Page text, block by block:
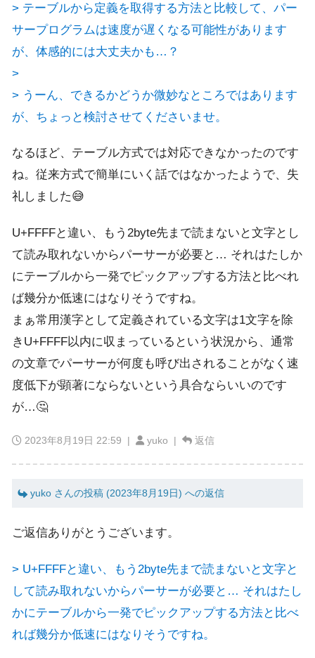
> テーブルから定義を取得する方法と比較して、パー
サープログラムは速度が遅くなる可能性があります
が、体感的には大丈夫かも…？
>
> うーん、できるかどうか微妙なところではあります
が、ちょっと検討させてくださいませ。
なるほど、テーブル方式では対応できなかったのです
ね。従来方式で簡単にいく話ではなかったようで、失
礼しました😅
U+FFFFと違い、もう2byte先まで読まないと文字とし
て読み取れないからパーサーが必要と… それはたしか
にテーブルから一発でピックアップする方法と比べれ
ば幾分か低速にはなりそうですね。
まぁ常用漢字として定義されている文字は1文字を除
きU+FFFF以内に収まっているという状況から、通常
の文章でパーサーが何度も呼び出されることがなく速
度低下が顕著にならないという具合ならいいのです
が…🤔
2023年8月19日 22:59 | yuko | 返信
yuko さんの投稿 (2023年8月19日) への返信
ご返信ありがとうございます。
> U+FFFFと違い、もう2byte先まで読まないと文字と
して読み取れないからパーサーが必要と… それはたし
かにテーブルから一発でピックアップする方法と比べ
れば幾分か低速にはなりそうですね。